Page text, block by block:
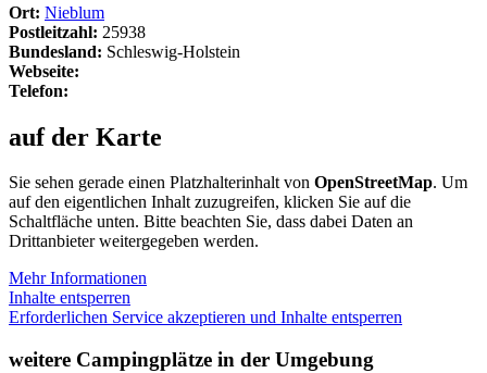
Ort: Nieblum
Postleitzahl: 25938
Bundesland: Schleswig-Holstein
Webseite:
Telefon:
auf der Karte
Sie sehen gerade einen Platzhalterinhalt von OpenStreetMap. Um
auf den eigentlichen Inhalt zuzugreifen, klicken Sie auf die
Schaltfläche unten. Bitte beachten Sie, dass dabei Daten an
Drittanbieter weitergegeben werden.
Mehr Informationen
Inhalte entsperren
Erforderlichen Service akzeptieren und Inhalte entsperren
weitere Campingplätze in der Umgebung